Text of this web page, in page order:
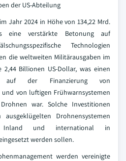
der US-Abteilung
Jahr 2024 in Höhe von 134,22 Mrd.
eine verstärkte Betonung auf
Technologien
die weltweiten Militärausgaben im
Billionen US-Dollar, was einen
auf der Finanzierung von
von luftigen Frühwarnsystemen
war. Solche Investitionen
Drohnensystemen
und international in
werden sollen.
werden vereinigte